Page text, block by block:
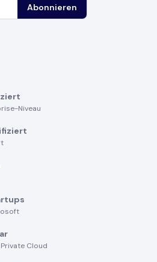
Abonnieren
Niveau
Cloud